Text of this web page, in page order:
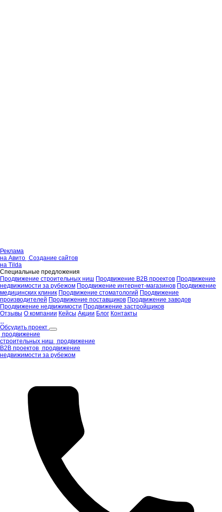
Реклама
на Авито Создание сайтов
на Tilda
Специальные предложения
Продвижение строительных ниш Продвижение B2B проектов Продвижение
недвижимости за рубежом Продвижение интернет-магазинов Продвижение
медицинских клиник Продвижение стоматологий Продвижение
производителей Продвижение поставщиков Продвижение заводов
Продвижение недвижимости Продвижение застройщиков
Отзывы О компании Кейсы Акции Блог Контакты
Обсудить проект
продвижение
строительных ниш продвижение
B2B проектов продвижение
недвижимости за рубежом